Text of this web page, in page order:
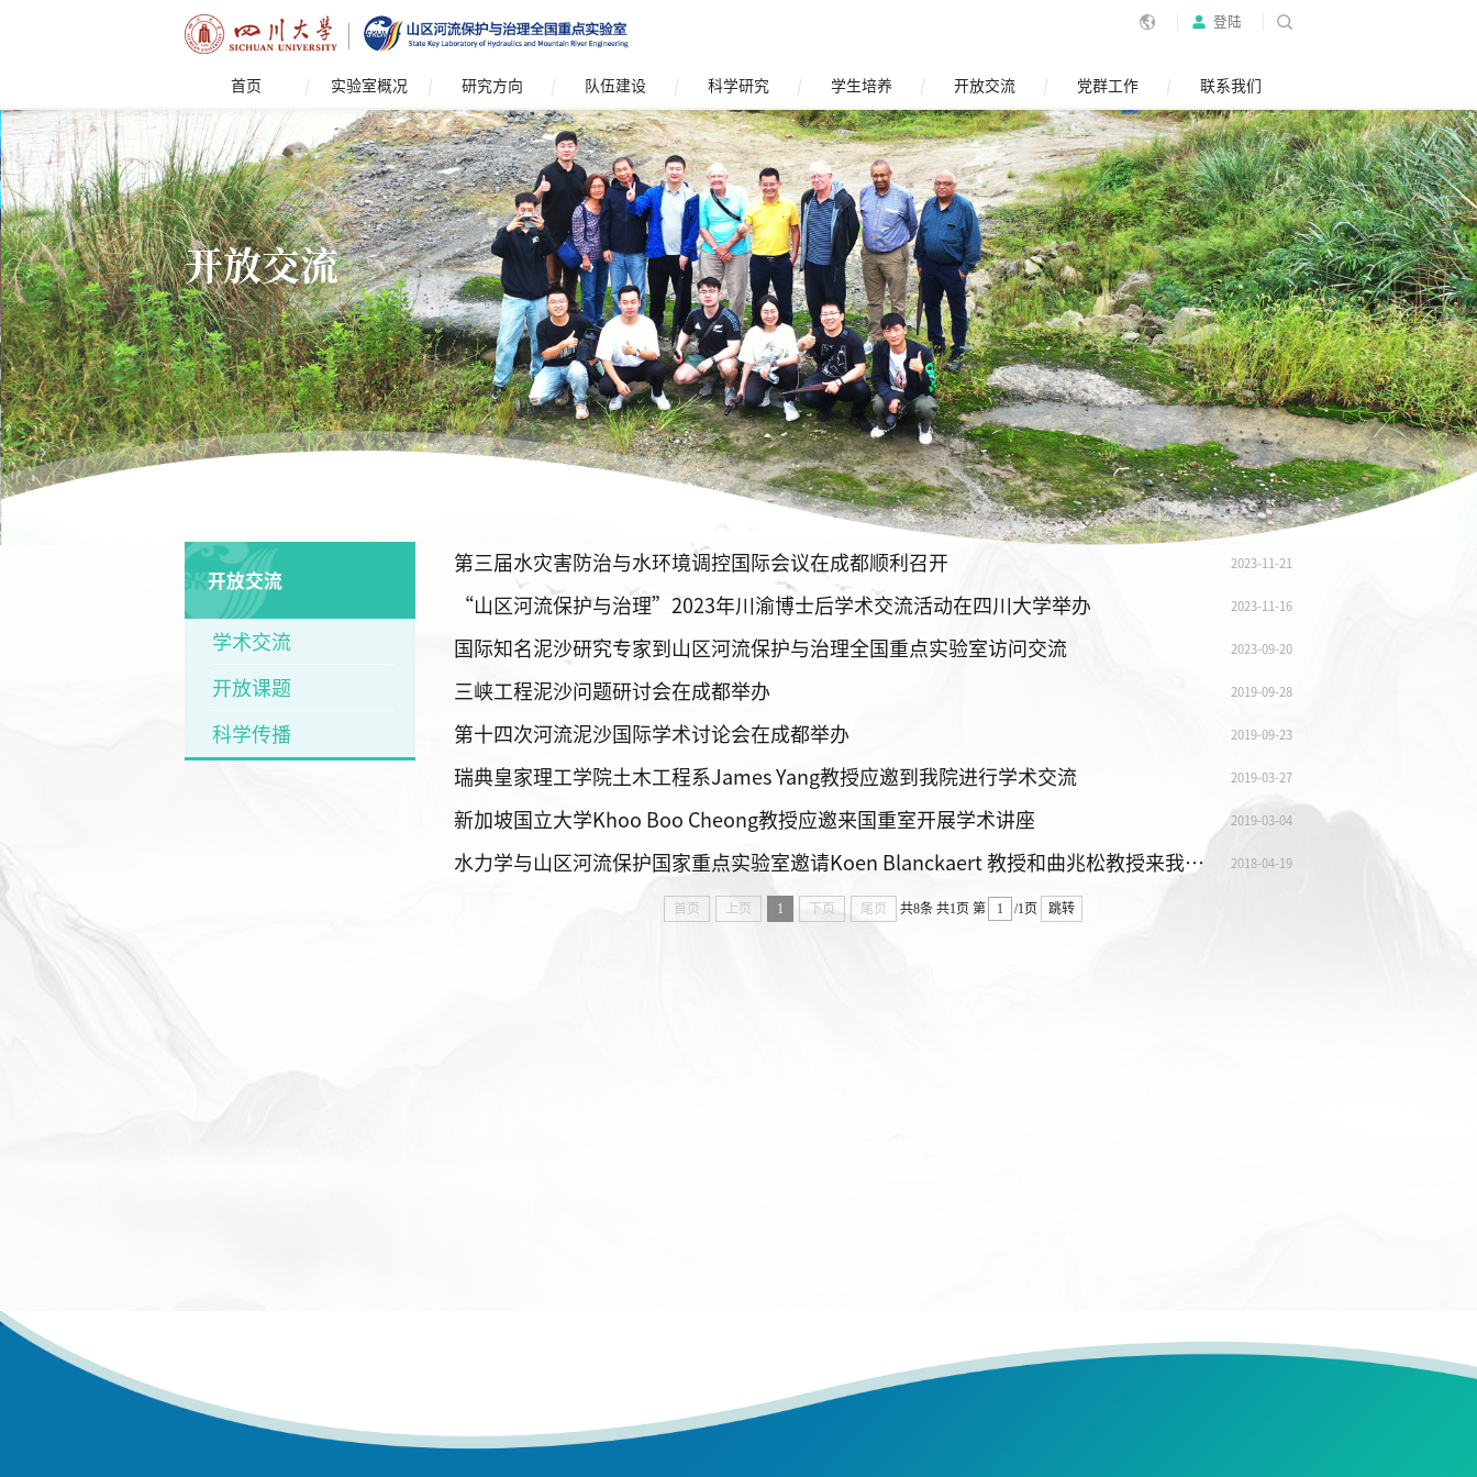
登陆
首页 实验室概况 研究方向 队伍建设 科学研究 学生培养 开放交流 党群工作 联系我们
开放交流
开放交流
学术交流
开放课题
科学传播
2023-11-21
第三届水灾害防治与水环境调控国际会议在成都顺利召开
2023-11-16
“山区河流保护与治理”2023年川渝博士后学术交流活动在四川大学举办
2023-09-20
国际知名泥沙研究专家到山区河流保护与治理全国重点实验室访问交流
2019-09-28
三峡工程泥沙问题研讨会在成都举办
2019-09-23
第十四次河流泥沙国际学术讨论会在成都举办
2019-03-27
瑞典皇家理工学院土木工程系James Yang教授应邀到我院进行学术交流
2019-03-04
新加坡国立大学Khoo Boo Cheong教授应邀来国重室开展学术讲座
2018-04-19
水力学与山区河流保护国家重点实验室邀请Koen Blanckaert 教授和曲兆松教授来我院学术交流
首页 上页 1 下页 尾页 共8条 共1页 第 /1页 跳转